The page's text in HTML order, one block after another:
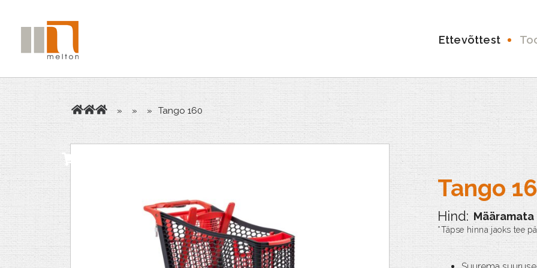
Ettevõttest
» » » Tango 160
Tango
Määramata